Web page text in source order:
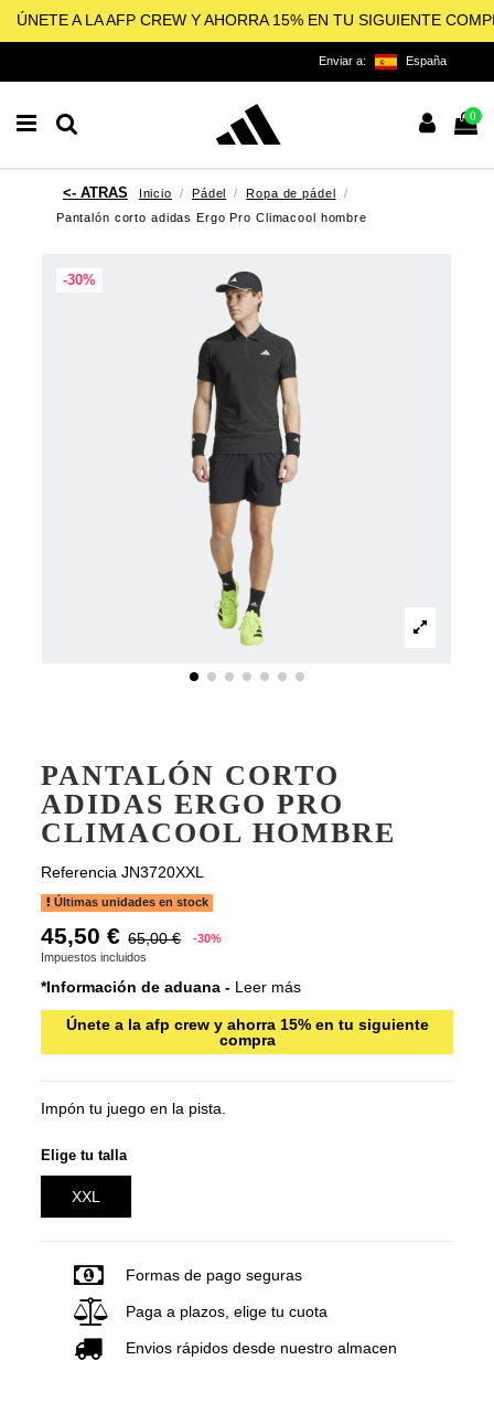
ÚNETE A LA AFP CREW Y AHORRA 15% EN TU SIGUIENTE
Enviar a: España
0
Inicio Pádel
Ropa de pádel
Pantalón corto adidas Ergo Pro Climacool hombre
-30%
PANTALÓN CORTO
ADIDAS ERGO PRO
CLIMACOOL HOMBRE
Referencia JN3720XXL
Últimas unidades en stock
45,50 € 65,00 €
-30%
Impuestos incluidos
*Información de aduana - Leer más
Únete a la afp crew y ahorra 15% en tu siguiente
compra
Impón tu juego en la pista.
Elige tu talla
XXL
Formas de pago seguras
Paga a plazos, elige tu cuota
Envios rápidos desde nuestro almacen